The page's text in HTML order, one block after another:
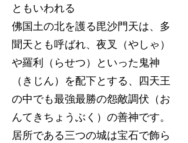
ともいわれる
佛国土の北を護る毘沙門天は、多
聞天とも呼ばれ、夜叉（やしゃ）
や羅利（らせつ）といった鬼神
（きじん）を配下とする、四天王
の中でも最強最勝の怨敵調伏（お
んてきちょうぶく）の善神です。
居所である三つの城は宝石で飾ら